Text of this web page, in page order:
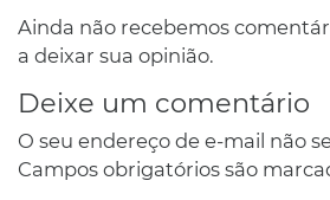
Ainda não recebemos
a deixar sua opinião.
Deixe um comentário
O seu endereço de e-mail não
Campos obrigatórios são